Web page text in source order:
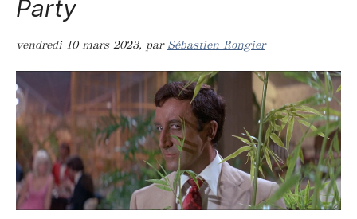
Party
vendredi 10 mars 2023, par Sébastien Rongier